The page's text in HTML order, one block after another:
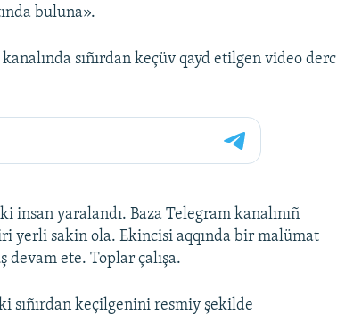
buluna».
sıñırdan keçüv qayd etilgen video derc
yaralandı. Baza Telegram kanalınıñ
yerli sakin ola. Ekincisi aqqında bir malümat
ete. Toplar çalışa.
sıñırdan keçilgenini resmiy şekilde